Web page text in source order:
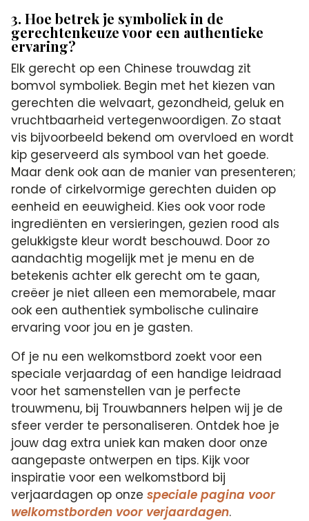
3. Hoe betrek je symboliek in de
gerechtenkeuze voor een authentieke
ervaring?
Elk gerecht op een Chinese trouwdag zit
bomvol symboliek. Begin met het kiezen van
gerechten die welvaart, gezondheid, geluk en
vruchtbaarheid vertegenwoordigen. Zo staat
vis bijvoorbeeld bekend om overvloed en wordt
kip geserveerd als symbool van het goede.
Maar denk ook aan de manier van presenteren;
ronde of cirkelvormige gerechten duiden op
eenheid en eeuwigheid. Kies ook voor rode
ingrediënten en versieringen, gezien rood als
gelukkigste kleur wordt beschouwd. Door zo
aandachtig mogelijk met je menu en de
betekenis achter elk gerecht om te gaan,
creëer je niet alleen een memorabele, maar
ook een authentiek symbolische culinaire
ervaring voor jou en je gasten.
Of je nu een welkomstbord zoekt voor een
speciale verjaardag of een handige leidraad
voor het samenstellen van je perfecte
trouwmenu, bij Trouwbanners helpen wij je de
sfeer verder te personaliseren. Ontdek hoe je
jouw dag extra uniek kan maken door onze
aangepaste ontwerpen en tips. Kijk voor
inspiratie voor een welkomstbord bij
verjaardagen op onzespeciale pagina voor
welkomstborden voor verjaardagen.